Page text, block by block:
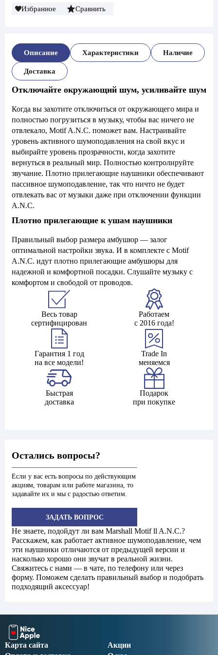
Избранное Сравнить
Описание Характеристики Наличие
Доставка
Отключайте окружающий шум, усиливайте шум
Когда вы захотите отключиться от окружающего мира и
полностью погрузиться в музыку, чтобы вас ничего не
отвлекало, Motif A.N.C. поможет вам. Настраивайте
уровень активного шумоподавления на свой вкус и
выбирайте уровень прозрачности, когда захотите
вернуться в реальный мир. Полностью контролируйте
звучание. Плотно прилегающие наушники обеспечивают
пассивное шумоподавление, так что ничто не будет
отвлекать вас от музыки даже при отключении функции
A.N.C.
Плотно прилегающие к ушам наушники
Правильный выбор размера амбушюр — залог
оптимальной настройки звука. И в комплекте с Motif
A.N.C. идут плотно прилегающие амбушюры для
надежной и комфортной посадки. Слушайте музыку с
комфортом и свободой от проводов.
Весь товар
сертифицирован
Работаем
с 2016 года!
Гарантия 1 год
на все модели!
Trade In
меняемся
Быстрая
доставка
Подарок
при покупке
Остались вопросы?
Если у вас есть вопросы по действующим
акциям, товарам или работе магазина, то
задавайте их и мы с радостью ответим.
ЗАДАТЬ ВОПРОС
Не знаете, подойдут ли вам Marshall Motif ll A.N.C.?
Расскажем, как работает активное шумоподавление, чем
эти наушники отличаются от предыдущей версии и
насколько хорошо они звучат в реальной жизни.
Свяжитесь с нами — в чате, по телефону или через
форму. Поможем сделать правильный выбор и подобрать
подходящий аксессуар!
Акции
Карта сайта